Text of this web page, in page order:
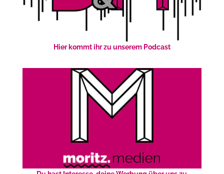
Hier kommt ihr zu unserem Podcast